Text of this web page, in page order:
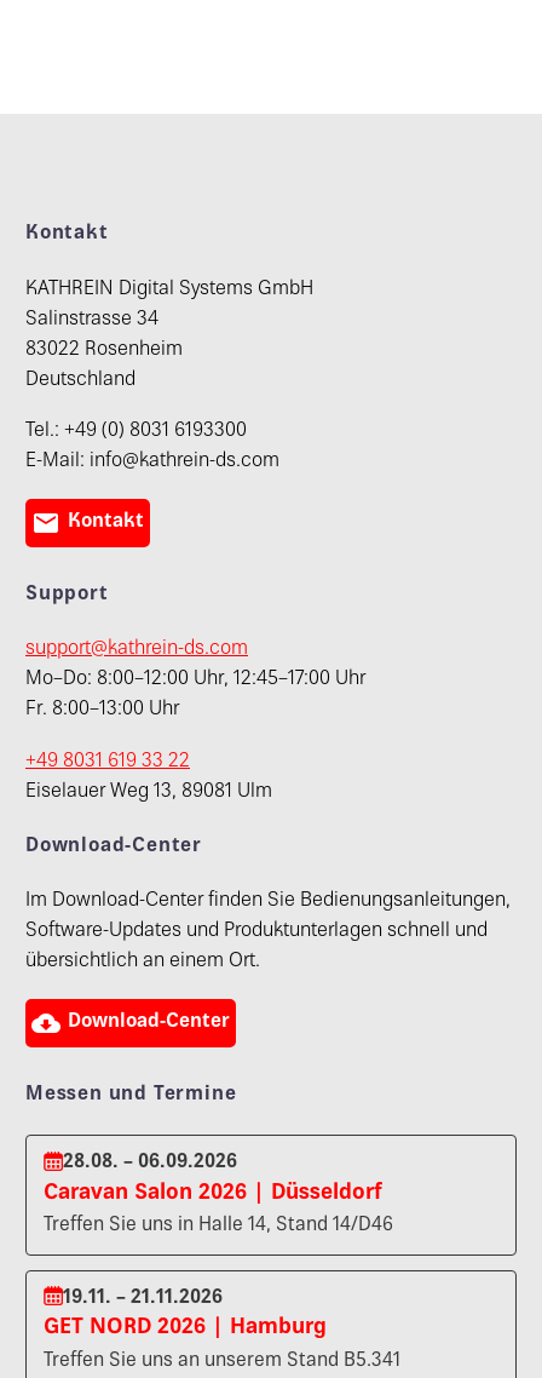
Kontakt
KATHREIN Digital Systems GmbH
Salinstrasse 34
83022 Rosenheim
Deutschland
Tel.: +49 (0) 8031 6193300
E-Mail: info@kathrein-ds.com
 Kontakt
Support
support@kathrein-ds.com
Mo–Do: 8:00–12:00 Uhr, 12:45–17:00 Uhr
Fr. 8:00–13:00 Uhr
+49 8031 619 33 22
Eiselauer Weg 13, 89081 Ulm
Download-Center
Im Download-Center finden Sie Bedienungsanleitungen,
Software-Updates und Produktunterlagen schnell und
übersichtlich an einem Ort.
 Download-Center
Messen und Termine
28.08. – 06.09.2026
Caravan Salon 2026 | Düsseldorf
Treffen Sie uns in Halle 14, Stand 14/D46
19.11. – 21.11.2026
GET NORD 2026 | Hamburg
Treffen Sie uns an unserem Stand B5.341